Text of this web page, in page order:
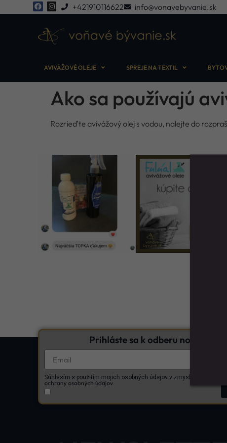
+421910116622 info@vonavebyvanie.sk
AVIVÁŽOVÉ OLEJE SPREJE NA TEXTIL
Ako sa používajú
Rozrieďte avivážový olej s vodou, nalejte do
Prihláste sa k odberu noviniek
Súhlasím s použitím mojich osobných údajov v zmysle
ochrany osobných údajov